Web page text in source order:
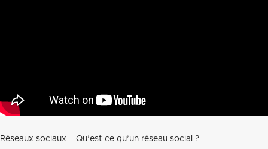
Réseaux sociaux – Qu’est-ce qu’un réseau social ?